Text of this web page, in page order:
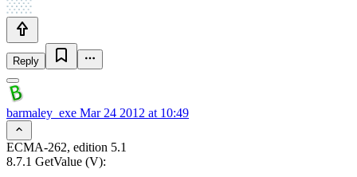
Reply
barmaley_exe Mar 24 2012 at 10:49
ECMA-262, edition 5.1
8.7.1 GetValue (V):